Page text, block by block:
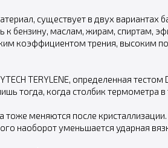
существует в двух
к бензину, маслам, жирам, спиртам,
коэффициентом трения, высоким
TERYLENE, определенная
тогда, когда столбик
меняются после
наоборот уменьшается ударная